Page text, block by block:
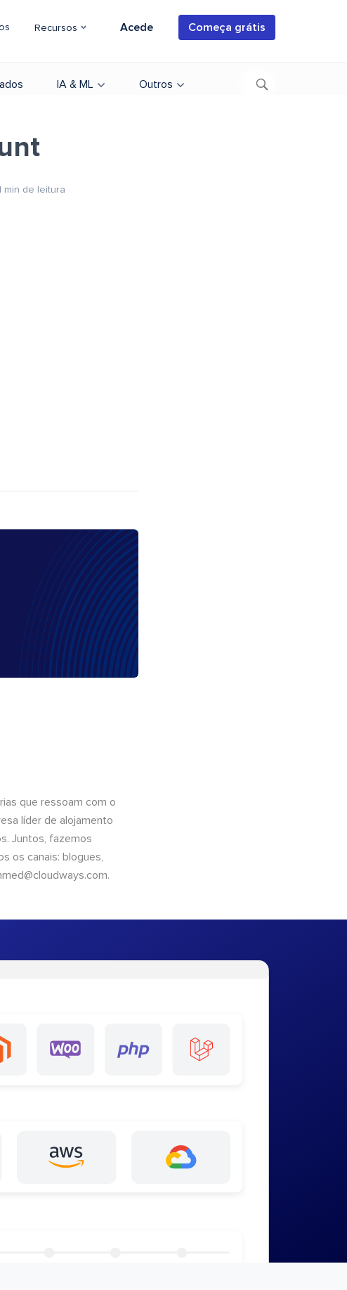
Recursos Acede Começa grátis
IA & ML Outros
min de leitura
que ressoam com o
líder de alojamento
Juntos, fazemos
os canais: blogues,
.